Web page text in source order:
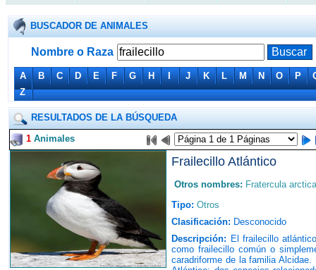
BUSCADOR DE ANIMALES
Nombre o Raza
A B C D E F G H I J K L M N O P
Z
RESULTADOS DE LA BÚSQUEDA
1 Animales
Frailecillo Atlántico
Otros nombres: Fratercula
Tipo: Otros
Clasificación: Desconocido
Descripción: El frailecillo
como frailecillo común o
caradriforme de la familia